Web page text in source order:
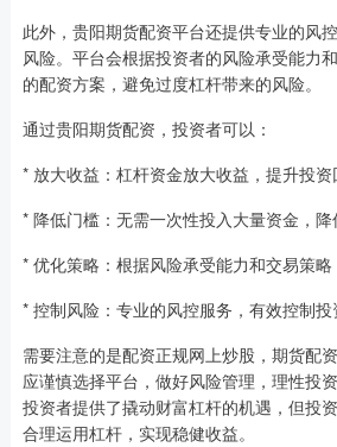
此外，贵阳期货配资平台还提供专业的风
风险。平台会根据投资者的风险承受能力
的配资方案，避免过度杠杆带来的风险。
通过贵阳期货配资，投资者可以：
* 放大收益：杠杆资金放大收益，提升投资
* 降低门槛：无需一次性投入大量资金，降
* 优化策略：根据风险承受能力和交易策略
* 控制风险：专业的风控服务，有效控制投
需要注意的是配资正规网上炒股，期货配
应谨慎选择平台，做好风险管理，理性投
投资者提供了撬动财富杠杆的机遇，但投
合理运用杠杆，实现稳健收益。